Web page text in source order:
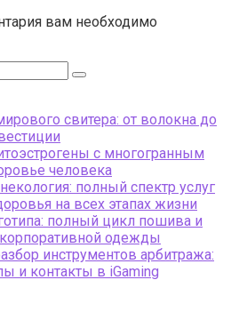
вам необходимо
свитера: от волокна до
с многогранным
человека
полный спектр услуг
на всех этапах жизни
полный цикл пошива и
одежды
инструментов арбитража:
и контакты в iGaming